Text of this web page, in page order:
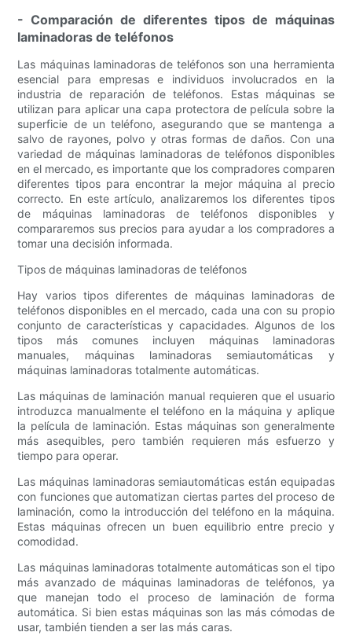
- Comparación de diferentes tipos de máquinas
laminadoras de teléfonos
Las máquinas laminadoras de teléfonos son una herramienta
esencial para empresas e individuos involucrados en la
industria de reparación de teléfonos. Estas máquinas se
utilizan para aplicar una capa protectora de película sobre la
superficie de un teléfono, asegurando que se mantenga a
salvo de rayones, polvo y otras formas de daños. Con una
variedad de máquinas laminadoras de teléfonos disponibles
en el mercado, es importante que los compradores comparen
diferentes tipos para encontrar la mejor máquina al precio
correcto. En este artículo, analizaremos los diferentes tipos
de máquinas laminadoras de teléfonos disponibles y
compararemos sus precios para ayudar a los compradores a
tomar una decisión informada.
Tipos de máquinas laminadoras de teléfonos
Hay varios tipos diferentes de máquinas laminadoras de
teléfonos disponibles en el mercado, cada una con su propio
conjunto de características y capacidades. Algunos de los
tipos más comunes incluyen máquinas laminadoras
manuales, máquinas laminadoras semiautomáticas y
máquinas laminadoras totalmente automáticas.
Las máquinas de laminación manual requieren que el usuario
introduzca manualmente el teléfono en la máquina y aplique
la película de laminación. Estas máquinas son generalmente
más asequibles, pero también requieren más esfuerzo y
tiempo para operar.
Las máquinas laminadoras semiautomáticas están equipadas
con funciones que automatizan ciertas partes del proceso de
laminación, como la introducción del teléfono en la máquina.
Estas máquinas ofrecen un buen equilibrio entre precio y
comodidad.
Las máquinas laminadoras totalmente automáticas son el tipo
más avanzado de máquinas laminadoras de teléfonos, ya
que manejan todo el proceso de laminación de forma
automática. Si bien estas máquinas son las más cómodas de
usar, también tienden a ser las más caras.